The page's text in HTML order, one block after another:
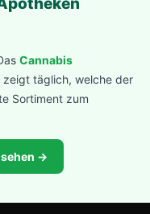
Cannabis
zeigt täglich, welche der
Sortiment zum
→